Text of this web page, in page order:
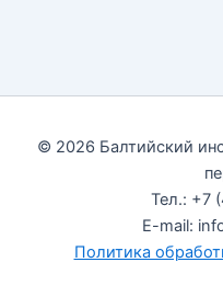
© 2026 Балтийский
Тел.: +7
E-mail:
Политика